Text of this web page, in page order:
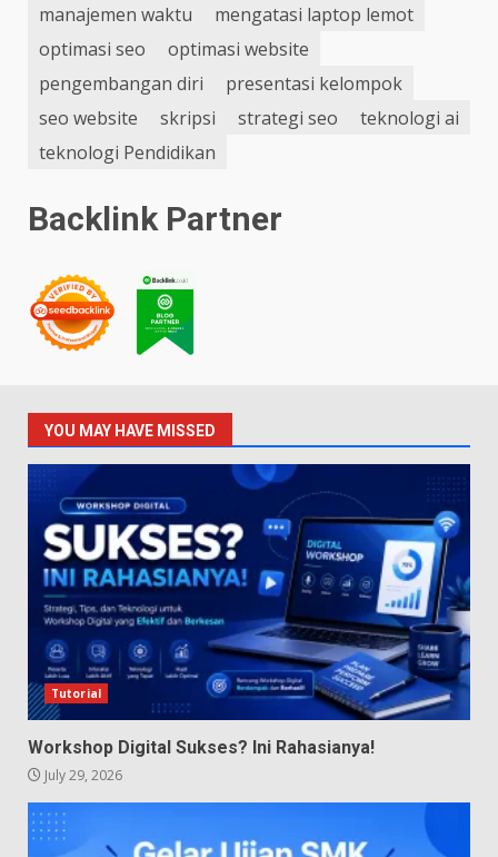
manajemen waktu
mengatasi laptop lemot
optimasi seo
optimasi website
pengembangan diri
presentasi kelompok
seo website
skripsi strategi seo
teknologi ai
teknologi Pendidikan
Backlink Partner
YOU MAY HAVE MISSED
Tutorial
Workshop Digital Sukses? Ini Rahasianya!
July 29, 2026